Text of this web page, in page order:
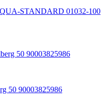
STANDARD 01032-100
50 90003825986